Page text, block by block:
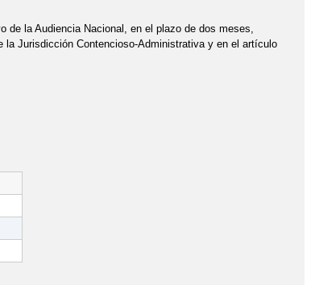
de la Audiencia Nacional, en el plazo de dos meses,
Jurisdicción Contencioso-Administrativa y en el artículo